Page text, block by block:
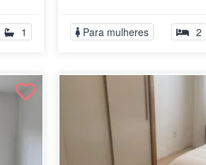
1
...
Para mulheres 2